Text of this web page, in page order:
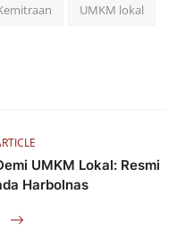
UMKM lokal
UMKM Lokal: Resmi
Harbolnas